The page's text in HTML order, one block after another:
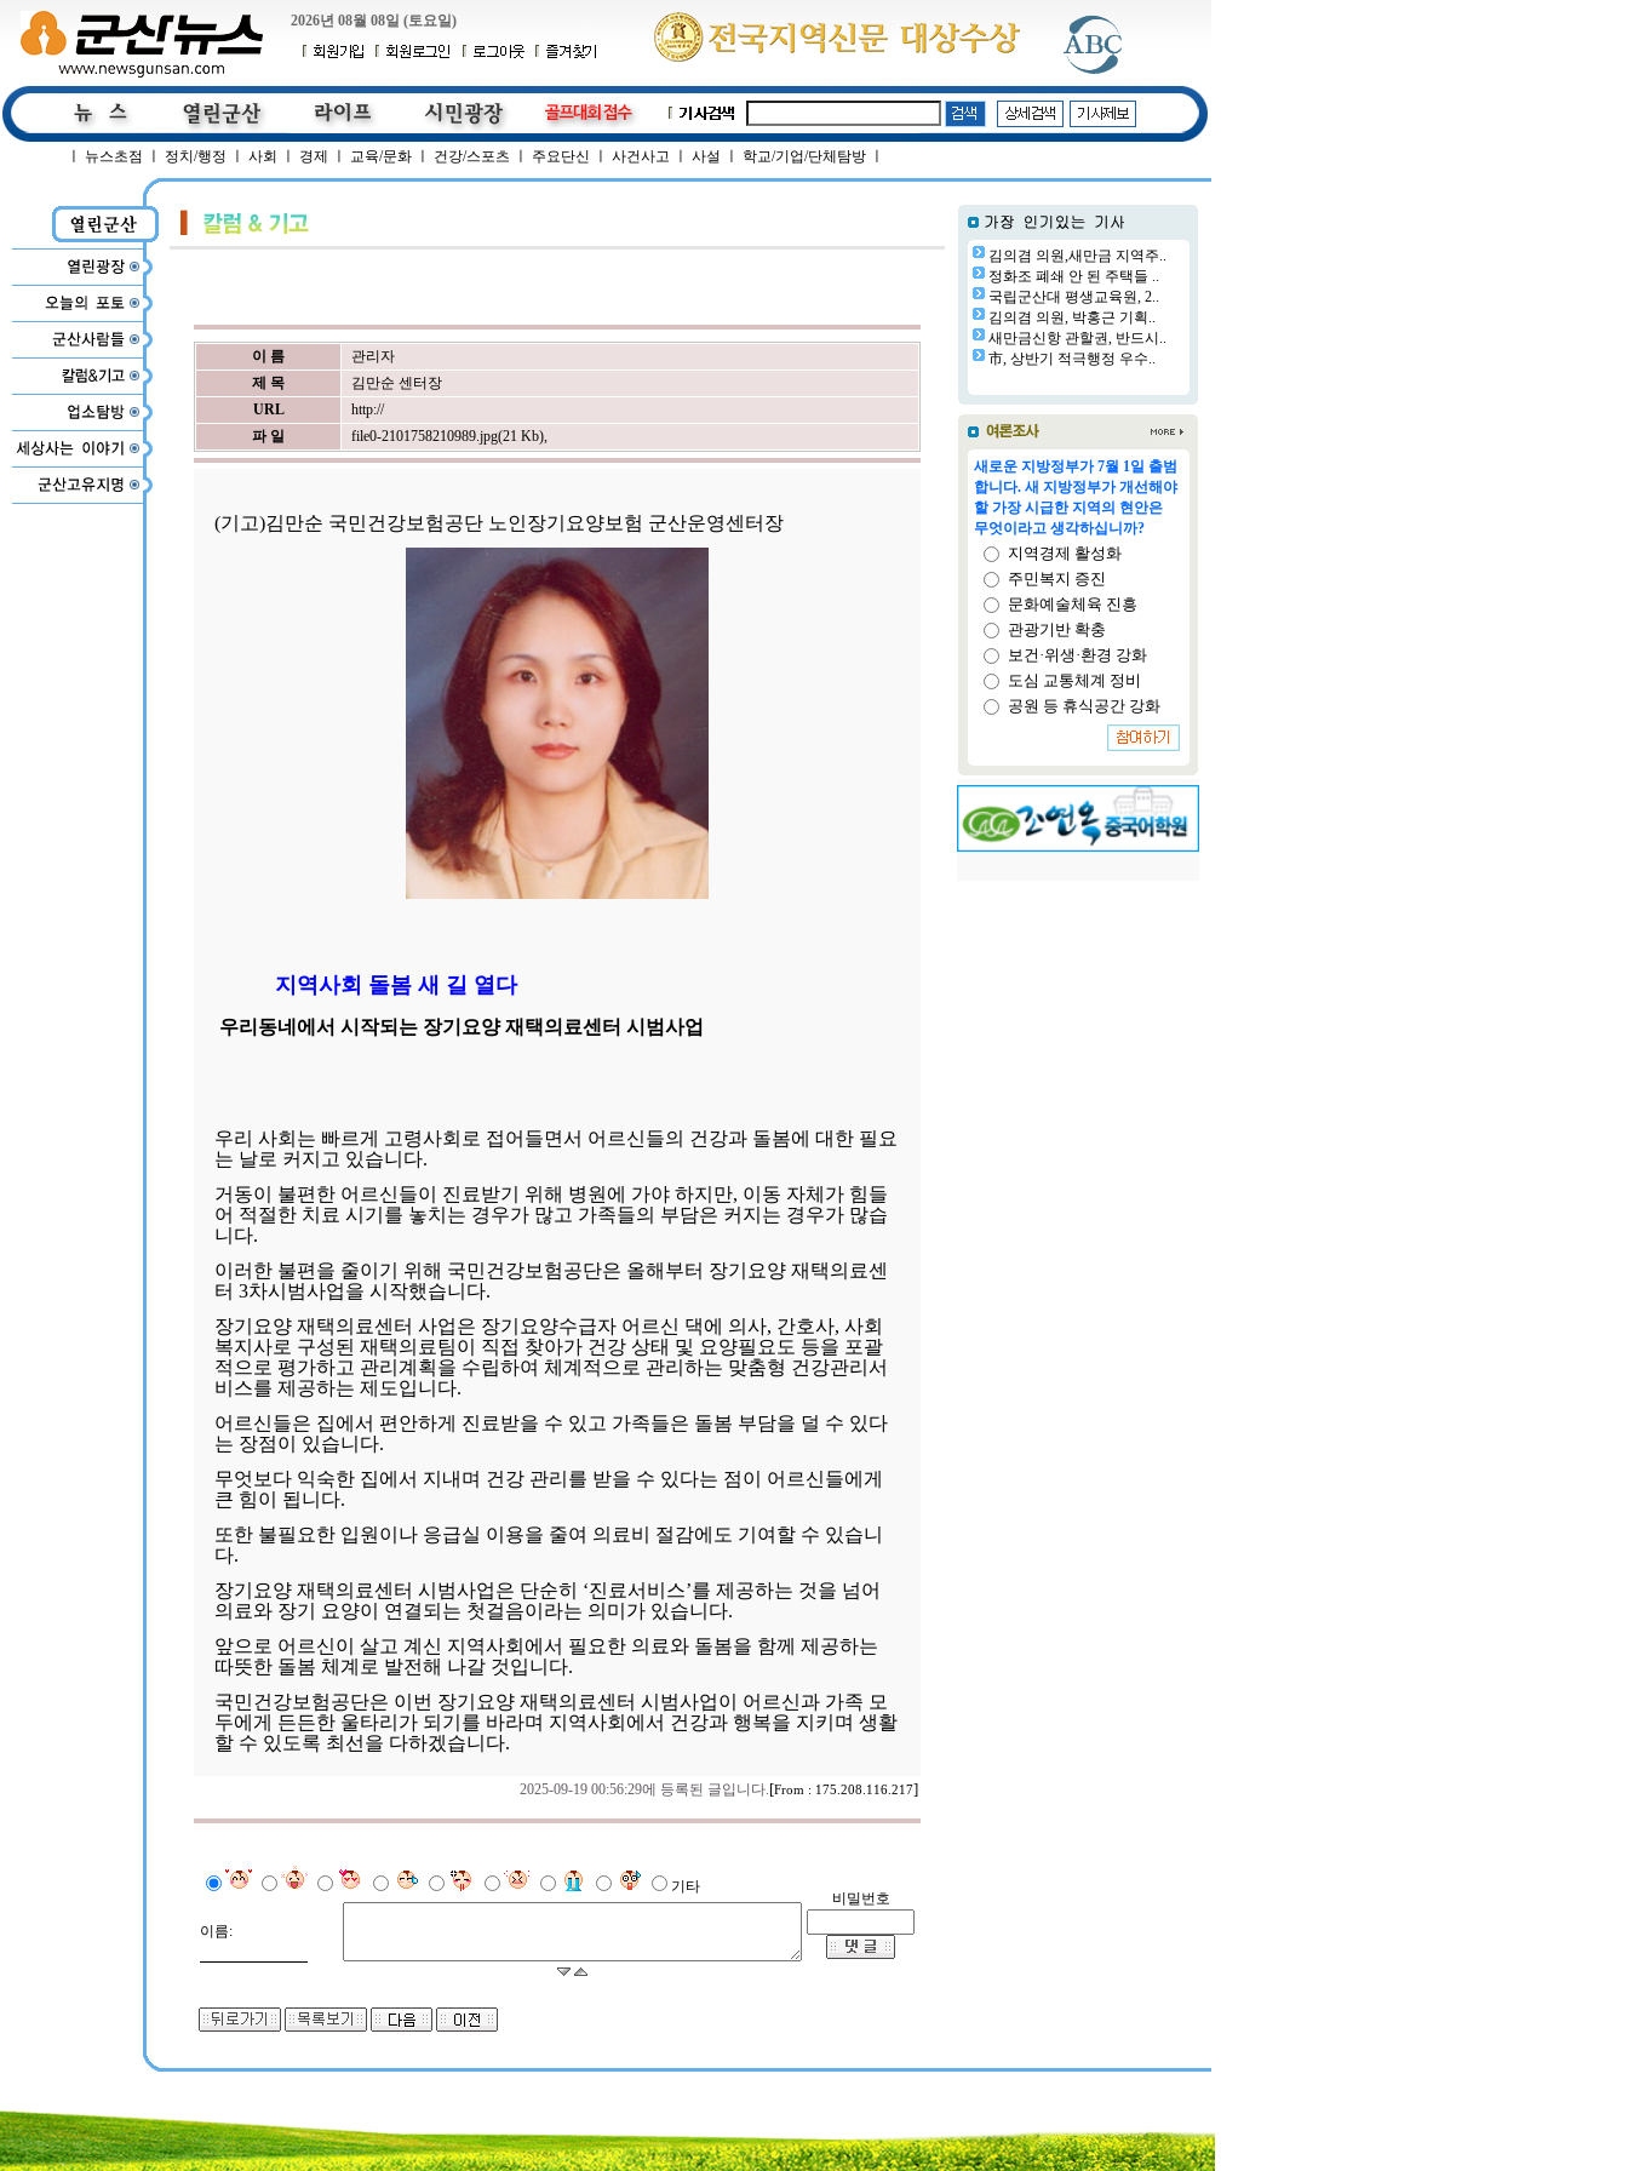
2026년 08월 08일 (토요일)
뉴스초점 정치/행정 사회 경제 교육/문화 건강/스포츠 주요단신 사건사고 사설 학교/기업/단체탐방
이 름
관리자
제 목
김만순 센터장
URL
http://
파 일
file0-2101758210989.jpg(21 Kb),
(기고)김만순 국민건강보험공단 노인장기요양보험 군산운영센터장
지역사회 돌봄 새 길 열다
우리동네에서 시작되는 장기요양 재택의료센터 시범사업
우리 사회는 빠르게 고령사회로 접어들면서 어르신들의 건강과 돌봄에 대한 필요
는 날로 커지고 있습니다.
거동이 불편한 어르신들이 진료받기 위해 병원에 가야 하지만, 이동 자체가 힘들
어 적절한 치료 시기를 놓치는 경우가 많고 가족들의 부담은 커지는 경우가 많습
니다.
이러한 불편을 줄이기 위해 국민건강보험공단은 올해부터 장기요양 재택의료센
터 3차시범사업을 시작했습니다.
장기요양 재택의료센터 사업은 장기요양수급자 어르신 댁에 의사, 간호사, 사회
복지사로 구성된 재택의료팀이 직접 찾아가 건강 상태 및 요양필요도 등을 포괄
적으로 평가하고 관리계획을 수립하여 체계적으로 관리하는 맞춤형 건강관리서
비스를 제공하는 제도입니다.
어르신들은 집에서 편안하게 진료받을 수 있고 가족들은 돌봄 부담을 덜 수 있다
는 장점이 있습니다.
무엇보다 익숙한 집에서 지내며 건강 관리를 받을 수 있다는 점이 어르신들에게
큰 힘이 됩니다.
또한 불필요한 입원이나 응급실 이용을 줄여 의료비 절감에도 기여할 수 있습니
다.
장기요양 재택의료센터 시범사업은 단순히 ‘진료서비스’를 제공하는 것을 넘어
의료와 장기 요양이 연결되는 첫걸음이라는 의미가 있습니다.
앞으로 어르신이 살고 계신 지역사회에서 필요한 의료와 돌봄을 함께 제공하는
따뜻한 돌봄 체계로 발전해 나갈 것입니다.
국민건강보험공단은 이번 장기요양 재택의료센터 시범사업이 어르신과 가족 모
두에게 든든한 울타리가 되기를 바라며 지역사회에서 건강과 행복을 지키며 생활
할 수 있도록 최선을 다하겠습니다.
2025-09-19 00:56:29에 등록된 글입니다.[From : 175.208.116.217]
기타
비밀번호
이름:
김의겸 의원,새만금 지역주..
정화조 폐쇄 안 된 주택들 ..
국립군산대 평생교육원, 2..
김의겸 의원, 박홍근 기획..
새만금신항 관할권, 반드시..
市, 상반기 적극행정 우수..
새로운 지방정부가 7월 1일 출범
합니다. 새 지방정부가 개선해야
할 가장 시급한 지역의 현안은
무엇이라고 생각하십니까?
지역경제 활성화
주민복지 증진
문화예술체육 진흥
관광기반 확충
보건·위생·환경 강화
도심 교통체계 정비
공원 등 휴식공간 강화